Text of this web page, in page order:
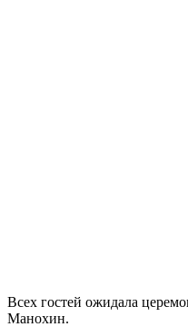
Всех гостей ожидала
Манохин.